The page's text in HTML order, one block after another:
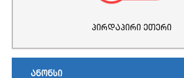
პირდაპირი ეთერი
ანონსი